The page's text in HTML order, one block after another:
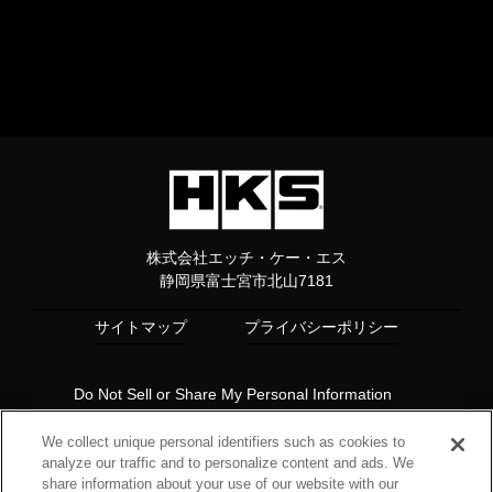
株式会社エッチ・ケー・エス
静岡県富士宮市北山7181
サイトマップ プライバシーポリシー
Do Not Sell or Share My Personal Information
Copyright© 1997 HKS Co., Ltd. all rights reserved.
We collect unique personal identifiers such as cookies to
analyze our traffic and to personalize content and ads. We
share information about your use of our website with our